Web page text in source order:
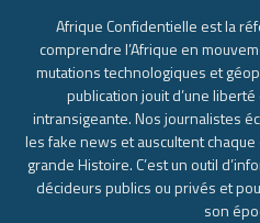
Afrique Confidentielle est la
comprendre l’Afrique en
mutations technologiques et
publication jouit d’une
intransigeante. Nos journalistes
les fake news et auscultent
grande Histoire. C’est un outil
décideurs publics ou privés et
son